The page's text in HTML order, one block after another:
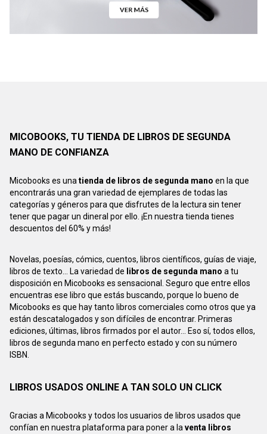
MICOBOOKS, TU TIENDA DE LIBROS DE SEGUNDA
MANO DE CONFIANZA
Micobooks es unatienda de libros de segunda mano en la que
encontrarás una gran variedad de ejemplares de todas las
categorías y géneros para que disfrutes de la lectura sin tener
tener que pagar un dineral por ello. ¡En nuestra tienda tienes
descuentos del 60% y más!
Novelas, poesías, cómics, cuentos, libros científicos, guías de viaje,
libros de texto... La variedad de libros de segunda mano a tu
disposición en Micobooks es sensacional. Seguro que entre ellos
encuentras ese libro que estás buscando, porque lo bueno de
Micobooks es que hay tanto libros comerciales como otros que ya
están descatalogados y son difíciles de encontrar. Primeras
ediciones, últimas, libros firmados por el autor... Eso sí, todos ellos,
libros de segunda mano en perfecto estado y con su número
ISBN.
LIBROS USADOS ONLINE A TAN SOLO UN CLICK
Gracias a Micobooks y todos los usuarios de libros usados que
confían en nuestra plataforma para poner a laventa libros